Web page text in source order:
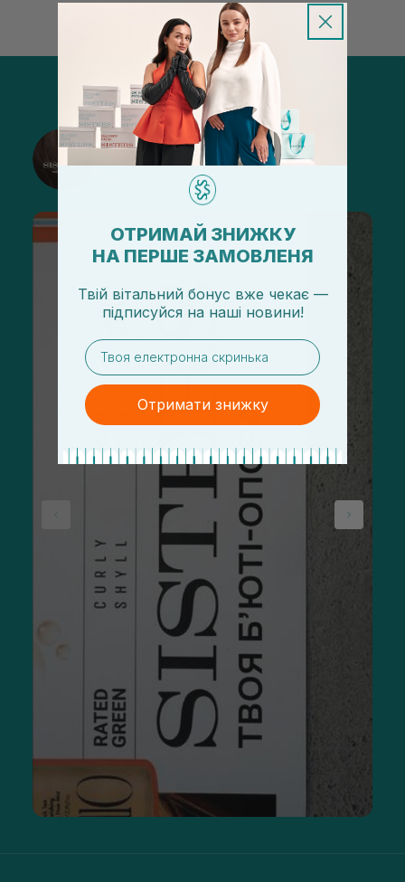
@sisters_stelmakh в Instagram
ОТРИМАЙ ЗНИЖКУ
НА ПЕРШЕ ЗАМОВЛЕНЯ
Твій вітальний бонус вже чекає —
підписуйся на наші новини!
email
Отримати знижку